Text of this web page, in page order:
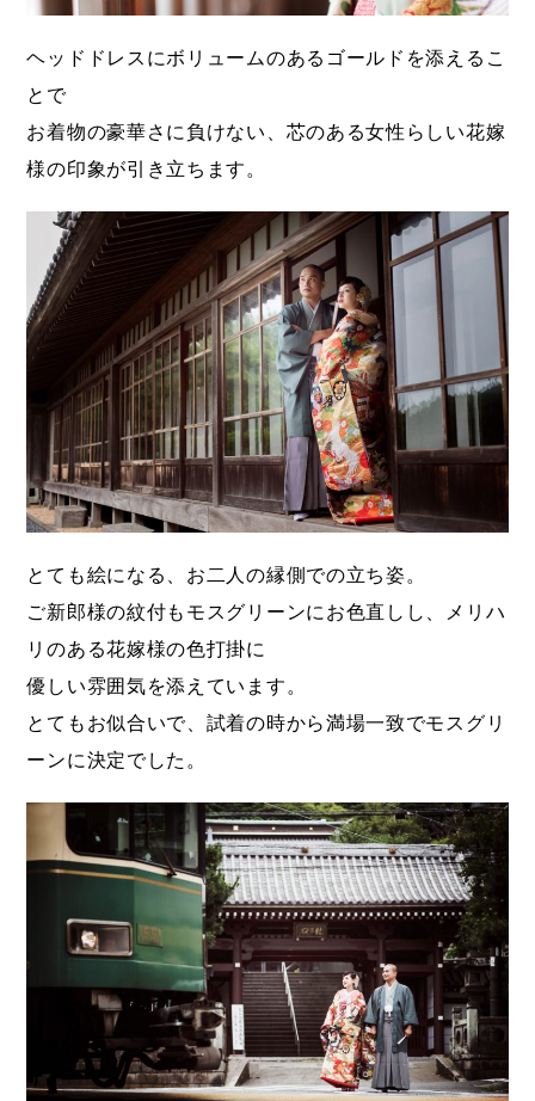
ヘッドドレスにボリュームのあるゴールドを添えるこ
とで
お着物の豪華さに負けない、芯のある女性らしい花嫁
様の印象が引き立ちます。
とても絵になる、お二人の縁側での立ち姿。
ご新郎様の紋付もモスグリーンにお色直しし、メリハ
リのある花嫁様の色打掛に
優しい雰囲気を添えています。
とてもお似合いで、試着の時から満場一致でモスグリ
ーンに決定でした。